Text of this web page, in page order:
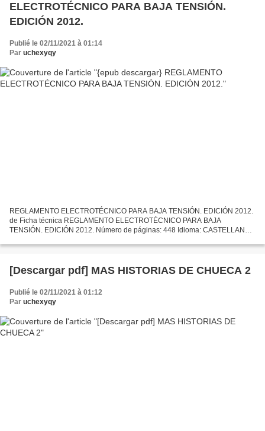
ELECTROTÉCNICO PARA BAJA TENSIÓN.
EDICIÓN 2012.
Publié le 02/11/2021 à 01:14
Par uchexyqy
REGLAMENTO ELECTROTÉCNICO PARA BAJA TENSIÓN. EDICIÓN 2012.
de Ficha técnica REGLAMENTO ELECTROTÉCNICO PARA BAJA
TENSIÓN. EDICIÓN 2012. Número de páginas: 448 Idioma: CASTELLANO
MCGRAW-HILL...
[Descargar pdf] MAS HISTORIAS DE CHUECA 2
Publié le 02/11/2021 à 01:12
Par uchexyqy